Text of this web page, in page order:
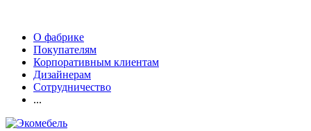
О фабрике
Покупателям
Корпоративным клиентам
Дизайнерам
Сотрудничество
...